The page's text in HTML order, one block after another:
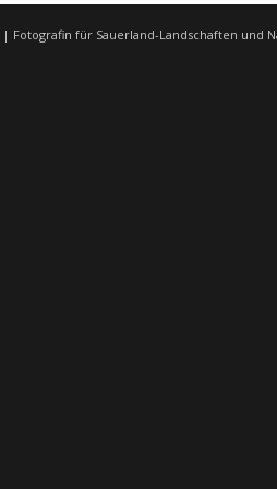
Fotografin für Sauerland-Landschaften und